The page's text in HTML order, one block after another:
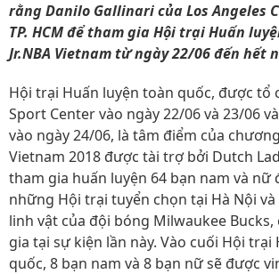
rằng Danilo Gallinari của Los Angeles
TP. HCM để tham gia Hội trại Huấn
Jr.NBA Vietnam từ ngày 22/06 đến hết
Hội trại Huấn luyện toàn quốc, được tổ
Sport Center vào ngày 22/06 và 23/06
vào ngày 24/06, là tâm điểm của
Vietnam 2018 được tài trợ bởi Dutch
tham gia huấn luyện 64 bạn nam và
những Hội trại tuyển chọn tại Hà Nội và
linh vật của đội bóng Milwaukee Bucks,
gia tại sự kiện lần này. Vào cuối Hội trại
quốc, 8 bạn nam và 8 bạn nữ sẽ được